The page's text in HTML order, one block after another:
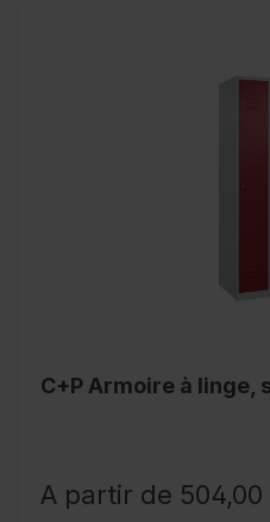
C+P Armoire à linge,
A partir de 504,00